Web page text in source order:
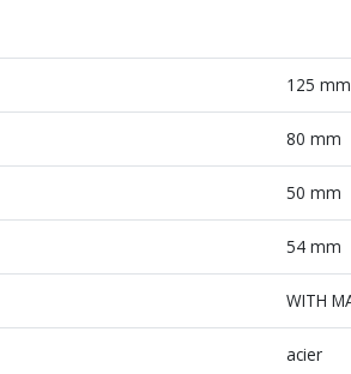
125 mm
80 mm
50 mm
54 mm
WITH
acier